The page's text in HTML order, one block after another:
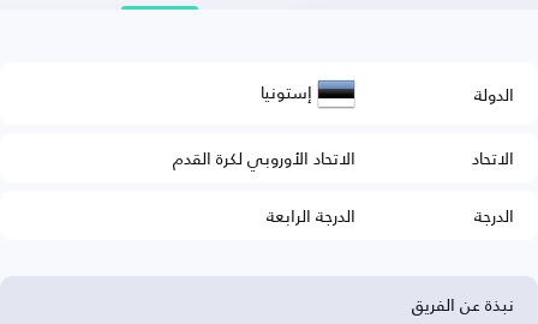
الدولة إستونيا
الاتحاد
الاتحاد الأوروبي لكرة القدم
الدرجة
الدرجة الرابعة
نبذة عن الفريق